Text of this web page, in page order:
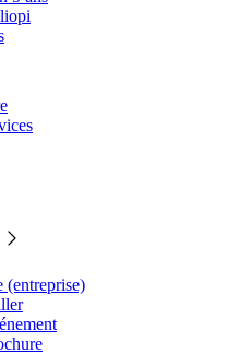
(entreprise)